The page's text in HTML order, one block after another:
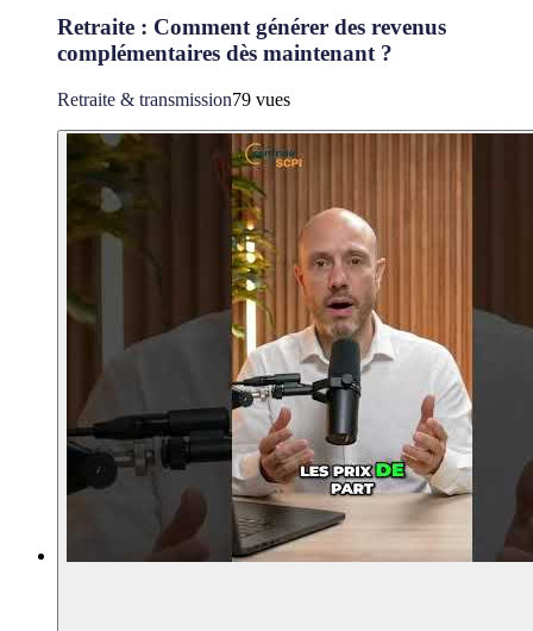
Retraite : Comment générer des revenus
complémentaires dès maintenant ?
Retraite & transmission79 vues